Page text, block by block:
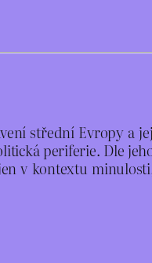
střední Evropy a
periferie. Dle
v kontextu